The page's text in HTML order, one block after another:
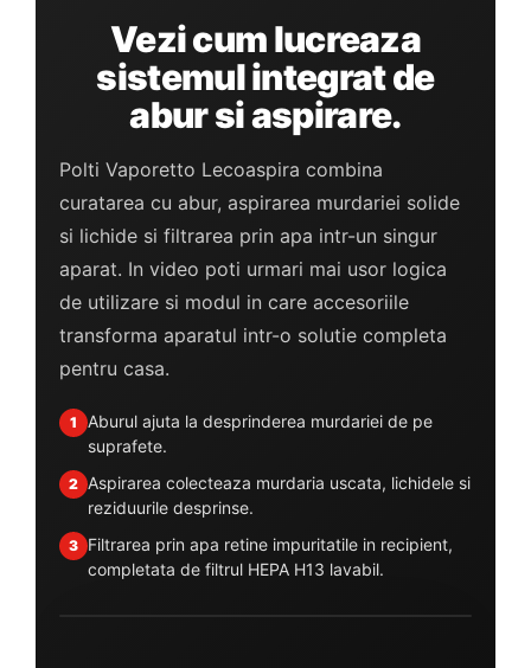
Vezi cum lucreaza
sistemul integrat de
abur si aspirare.
Polti Vaporetto Lecoaspira combina
curatarea cu abur, aspirarea murdariei solide
si lichide si filtrarea prin apa intr-un singur
aparat. In video poti urmari mai usor logica
de utilizare si modul in care accesoriile
transforma aparatul intr-o solutie completa
pentru casa.
1
Aburul ajuta la desprinderea murdariei de pe
suprafete.
2 Aspirarea colecteaza murdaria uscata, lichidele si
reziduurile desprinse.
3 Filtrarea prin apa retine impuritatile in recipient,
completata de filtrul HEPA H13 lavabil.